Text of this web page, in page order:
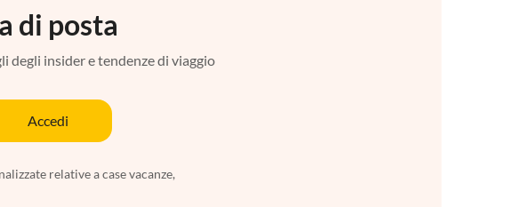
di posta
degli insider e tendenze di viaggio
Accedi
relative a case vacanze,